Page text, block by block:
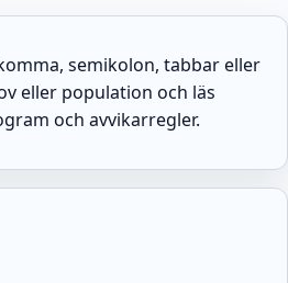
semikolon, tabbar eller
eller population och läs
och avvikarregler.